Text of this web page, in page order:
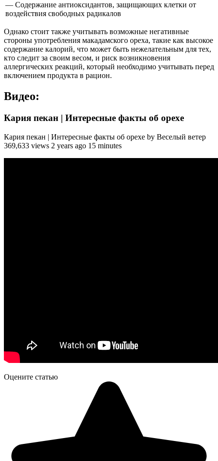
— Содержание антиоксидантов, защищающих клетки от
воздействия свободных радикалов
Однако стоит также учитывать возможные негативные
стороны употребления макадамского ореха, такие как высокое
содержание калорий, что может быть нежелательным для тех,
кто следит за своим весом, и риск возникновения
аллергических реакций, который необходимо учитывать перед
включением продукта в рацион.
Видео:
Кария пекан | Интересные факты об орехе
Кария пекан | Интересные факты об орехе by Веселый ветер
369,633 views 2 years ago 15 minutes
Оцените статью